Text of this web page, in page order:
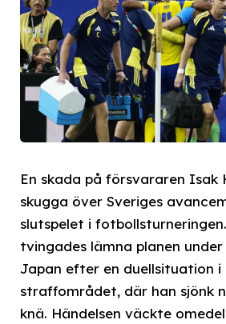
En skada på försvararen Isak
skugga över Sveriges
slutspelet i
tvingades lämna planen
Japan efter en duellsituation i
straffområdet, där han sjönk
knä. Händelsen väckte